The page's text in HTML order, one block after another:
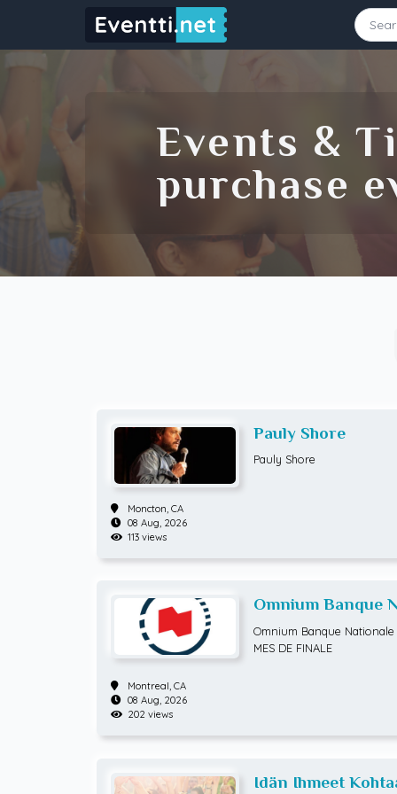
Starting Date
Source
Events &
purchase
Pauly Shore
Pauly Shore
Moncton, CA
08 Aug, 2026
113 views
Omnium Banque
ATP Hommes)
Omnium Banque Nationale
MES DE FINALE
Montreal, CA
08 Aug, 2026
202 views
Idän Ihmeet